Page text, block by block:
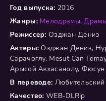
Год выпуска: 2016
Жанры: Мелодрамы,
Режиссер: Озджан Дениз
Актеры: Озджан Дениз,
Сарачоглу, Mesut Can
Арысой Акхасанолу, Фюсун
В переводе:
Качество: WEB-DLRip